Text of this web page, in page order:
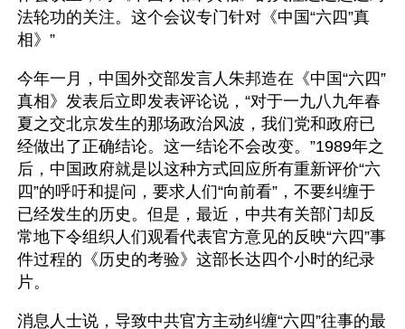
法轮功的关注。这个会议专门针对《中国“六四”真
相》”
今年一月，中国外交部发言人朱邦造在《中国“六四”
真相》发表后立即发表评论说，“对于一九八九年春
夏之交北京发生的那场政治风波，我们党和政府已
经做出了正确结论。这一结论不会改变。”1989年之
后，中国政府就是以这种方式回应所有重新评价“六
四”的呼吁和提问，要求人们“向前看”，不要纠缠于
已经发生的历史。但是，最近，中共有关部门却反
常地下令组织人们观看代表官方意见的反映“六四”事
件过程的《历史的考验》这部长达四个小时的纪录
片。
消息人士说，导致中共官方主动纠缠“六四”往事的最